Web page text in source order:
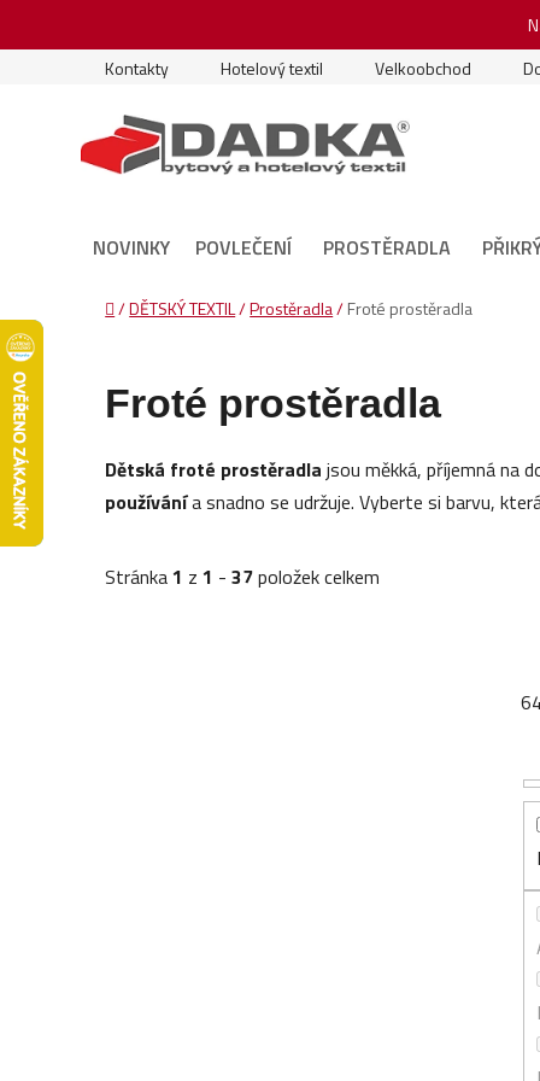
Kontakty
Hotelový textil Velkoobchod
NOVINKY POVLEČENÍ PROSTĚRADLA
Domů
/DĚTSKÝ TEXTIL/Prostěradla/Froté prostěradla
Froté prostěradla
Dětská froté prostěradla jsou měkká, příjemná na
používánía snadno se udržuje. Vyberte si barvu,
Stránka1 z1 -37položek celkem